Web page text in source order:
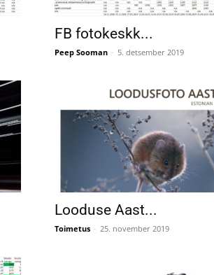
FB fotokeskk...
Peep Sooman - 5. detsember 2019
Looduse Aast...
Toimetus - 25. november 2019